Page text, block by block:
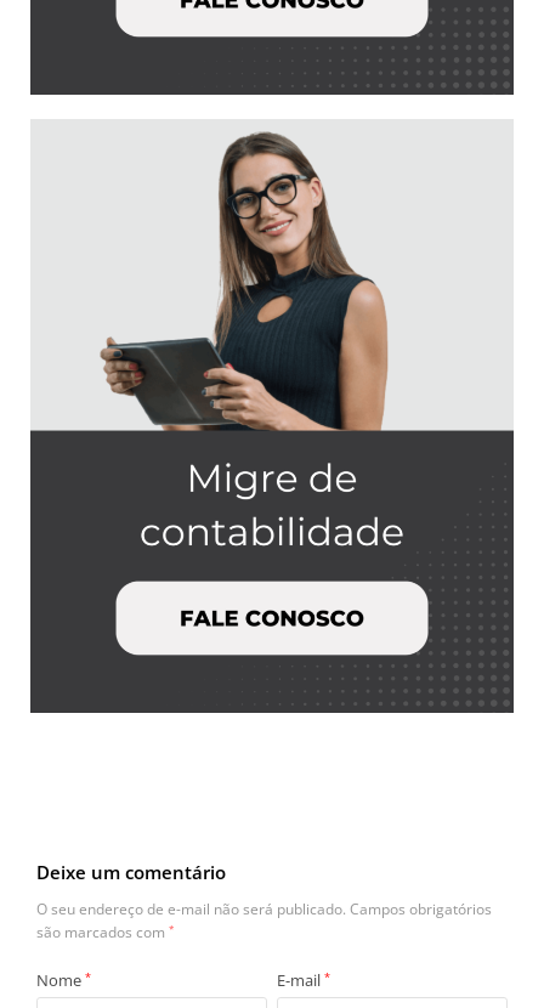
Deixe um comentário
O seu endereço de e-mail não será publicado. Campos obrigatórios
são marcados com *
Nome * E-mail *